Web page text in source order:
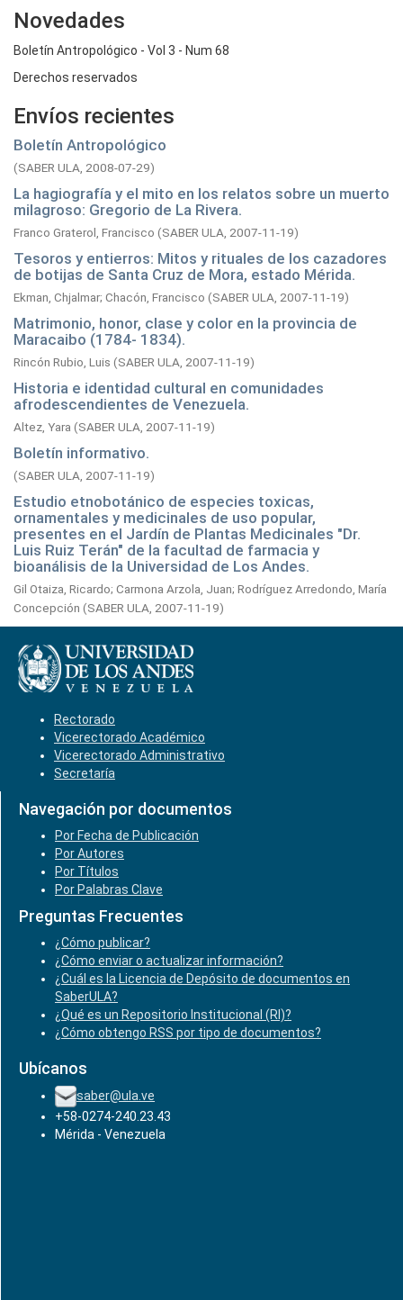
Novedades
Boletín Antropológico - Vol 3 - Num 68
Derechos reservados
Envíos recientes
Boletín Antropológico
(SABER ULA, 2008-07-29)
La hagiografía y el mito en los relatos sobre un muerto
milagroso: Gregorio de La Rivera.
Franco Graterol, Francisco (SABER ULA, 2007-11-19)
Tesoros y entierros: Mitos y rituales de los cazadores
de botijas de Santa Cruz de Mora, estado Mérida.
Ekman, Chjalmar; Chacón, Francisco (SABER ULA, 2007-11-19)
Matrimonio, honor, clase y color en la provincia de
Maracaibo (1784- 1834).
Rincón Rubio, Luis (SABER ULA, 2007-11-19)
Historia e identidad cultural en comunidades
afrodescendientes de Venezuela.
Altez, Yara (SABER ULA, 2007-11-19)
Boletín informativo.
(SABER ULA, 2007-11-19)
Estudio etnobotánico de especies toxicas,
ornamentales y medicinales de uso popular,
presentes en el Jardín de Plantas Medicinales "Dr.
Luis Ruiz Terán" de la facultad de farmacia y
bioanálisis de la Universidad de Los Andes.
Gil Otaiza, Ricardo; Carmona Arzola, Juan; Rodríguez Arredondo, María
Concepción (SABER ULA, 2007-11-19)
Rectorado
Vicerectorado Académico
Vicerectorado Administrativo
Secretaría
Navegación por documentos
Por Fecha de Publicación
Por Autores
Por Títulos
Por Palabras Clave
Preguntas Frecuentes
¿Cómo publicar?
¿Cómo enviar o actualizar información?
¿Cuál es la Licencia de Depósito de documentos en
SaberULA?
¿Qué es un Repositorio Institucional (RI)?
¿Cómo obtengo RSS por tipo de documentos?
Ubícanos
saber@ula.ve
+58-0274-240.23.43
Mérida - Venezuela